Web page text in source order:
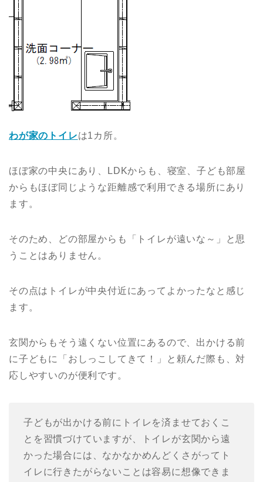
わが家のトイレは1カ所。
ほぼ家の中央にあり、LDKからも、寝室、子ども部屋
からもほぼ同じような距離感で利用できる場所にあり
ます。
そのため、どの部屋からも「トイレが遠いな～」と思
うことはありません。
その点はトイレが中央付近にあってよかったなと感じ
ます。
玄関からもそう遠くない位置にあるので、出かける前
に子どもに「おしっこしてきて！」と頼んだ際も、対
応しやすいのが便利です。
子どもが出かける前にトイレを済ませておくこ
とを習慣づけていますが、トイレが玄関から遠
かった場合には、なかなかめんどくさがってト
イレに行きたがらないことは容易に想像できま